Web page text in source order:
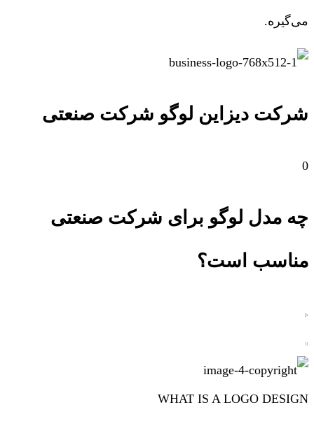
می‌گیره.
شرکت دیزاین لوگو شرکت صنعتی
0
چه مدل لوگو برای شرکت صنعتی
مناسب است؟
WHAT IS A LOGO DESIGN